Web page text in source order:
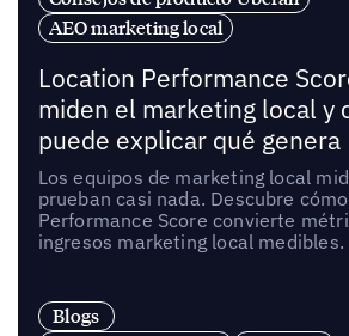
AEO marketing local
Location Performance
miden el marketing local y
puede explicar qué genera
Los equipos de marketing local
prueban casi nada. Descubre
Performance Score convierte
ingresos marketing local medibles.
Blogs